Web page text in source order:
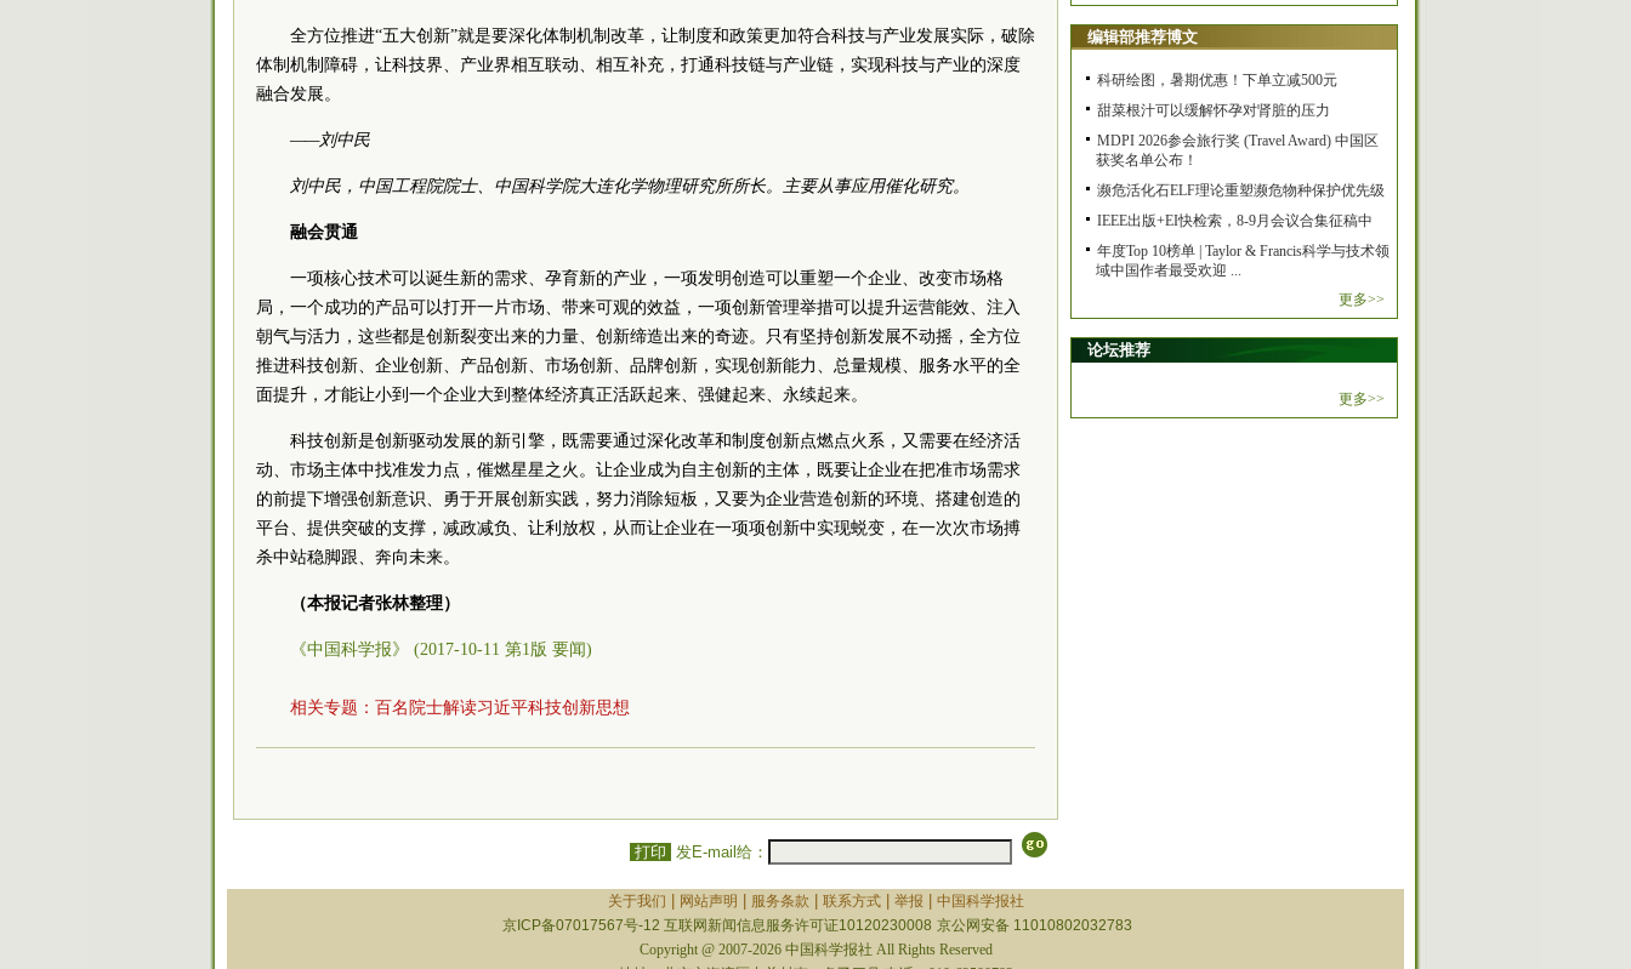
全方位推进“五大创新”就是要深化体制机制改革，让制度和政策更加符合科技与产业发展实际，破除
体制机制障碍，让科技界、产业界相互联动、相互补充，打通科技链与产业链，实现科技与产业的深度
融合发展。
——刘中民
刘中民，中国工程院院士、中国科学院大连化学物理研究所所长。主要从事应用催化研究。
融会贯通
一项核心技术可以诞生新的需求、孕育新的产业，一项发明创造可以重塑一个企业、改变市场格
局，一个成功的产品可以打开一片市场、带来可观的效益，一项创新管理举措可以提升运营能效、注入
朝气与活力，这些都是创新裂变出来的力量、创新缔造出来的奇迹。只有坚持创新发展不动摇，全方位
推进科技创新、企业创新、产品创新、市场创新、品牌创新，实现创新能力、总量规模、服务水平的全
面提升，才能让小到一个企业大到整体经济真正活跃起来、强健起来、永续起来。
科技创新是创新驱动发展的新引擎，既需要通过深化改革和制度创新点燃点火系，又需要在经济活
动、市场主体中找准发力点，催燃星星之火。让企业成为自主创新的主体，既要让企业在把准市场需求
的前提下增强创新意识、勇于开展创新实践，努力消除短板，又要为企业营造创新的环境、搭建创造的
平台、提供突破的支撑，减政减负、让利放权，从而让企业在一项项创新中实现蜕变，在一次次市场搏
杀中站稳脚跟、奔向未来。
（本报记者张林整理）
《中国科学报》 (2017-10-11 第1版 要闻)
相关专题： 百名院士解读习近平科技创新思想
打印 发E-mail给：
编辑部推荐博文
科研绘图，暑期优惠！下单立减500元
甜菜根汁可以缓解怀孕对肾脏的压力
MDPI 2026参会旅行奖 (Travel Award) 中国区
获奖名单公布！
濒危活化石ELF理论重塑濒危物种保护优先级
IEEE出版+EI快检索，8-9月会议合集征稿中
年度Top 10榜单 | Taylor & Francis科学与技术领
域中国作者最受欢迎 ...
更多>>
论坛推荐
更多>>
关于我们 网站声明 服务条款 联系方式| 举报
中国科学报社
京ICP备07017567号-12 互联网新闻信息服务许可证10120230008 京公网安备 11010802032783
Copyright @ 2007-2026 中国科学报社 All Rights Reserved